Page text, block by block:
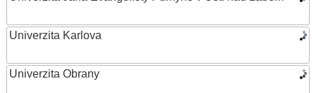
Univerzita Karlova
Univerzita Obrany